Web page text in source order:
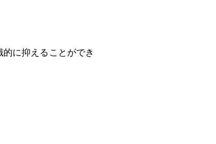
に抑えることができ